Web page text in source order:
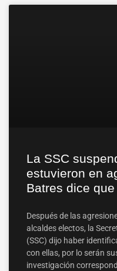
La SSC
estuvieron en
Batres dice
Después de las
alcaldes electos, la
(SSC) dijo haber
con ellas, por lo serán
investigación